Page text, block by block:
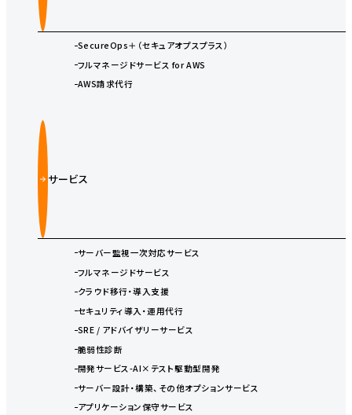
SecureOps＋（セキュアオプスプラス）
フルマネージドサービス for AWS
AWS請求代行
サービス
サーバー監視一次対応サービス
フルマネージドサービス
クラウド移行・導入支援
セキュリティ導入・運用代行
SRE / アドバイザリーサービス
脆弱性診断
開発サービス-AI×テスト駆動型開発
サーバー設計・構築、その他オプションサービス
アプリケーション保守サービス